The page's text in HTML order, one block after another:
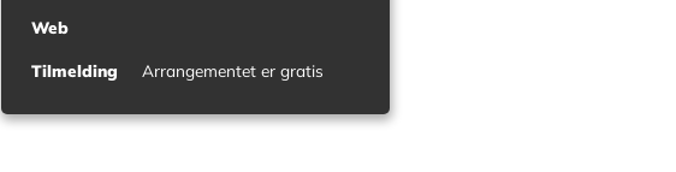
Web
Tilmelding Arrangementet er gratis